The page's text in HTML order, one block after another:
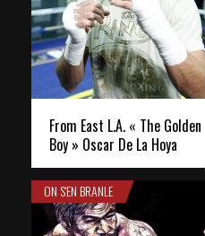
From East L.A. « The Golden
Boy » Oscar De La Hoya
ON S'EN BRANLE